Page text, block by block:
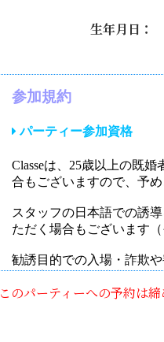
生年月日：
このパーティーへの予約は締